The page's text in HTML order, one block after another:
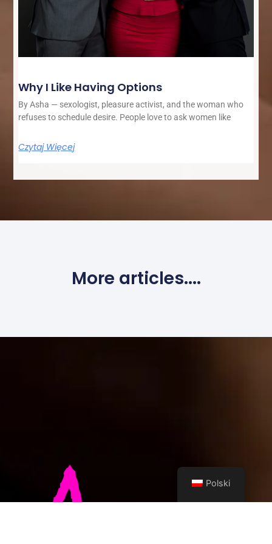
Why I Like Having Options
By Asha — sexologist, pleasure activist, and the woman who
refuses to schedule desire. People love to ask women like
Czytaj Więcej
More articles....
Polski